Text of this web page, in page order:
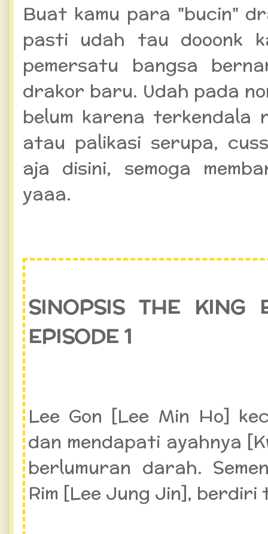
Buat kamu para "bucin"
pasti udah tau dooonk
pemersatu bangsa
drakor baru. Udah pada
belum karena terkendala
atau palikasi serupa,
aja disini, semoga
yaaa.
SINOPSIS THE KING
EPISODE 1
Lee Gon [Lee Min Ho]
dan mendapati ayahnya
berlumuran darah.
Rim [Lee Jung Jin],